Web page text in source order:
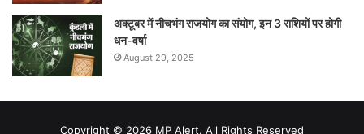
अक्टूबर में नीचभंग राजयोग का संयोग, इन 3 राशियों पर होगी
धन-वर्षा
August 29, 2025
Copyright © 2026 MP Alert. All Rights Reserved